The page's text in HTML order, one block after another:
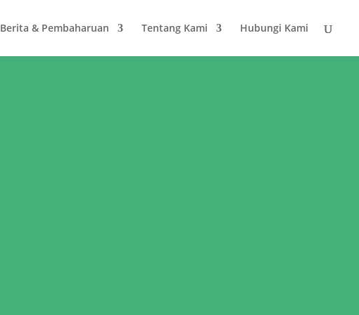
Berita & Pembaharuan Tentang Kami Hubungi Kami